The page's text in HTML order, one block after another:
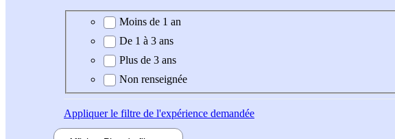
Expérience demandée
Moins de 1 an
De 1 à 3 ans
Plus de 3 ans
Non renseignée
Appliquerle filtre de l'expérience demandée